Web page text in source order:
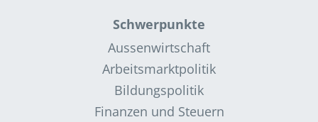
Schwerpunkte
Aussenwirtschaft
Arbeitsmarktpolitik
Bildungspolitik
Finanzen und Steuern